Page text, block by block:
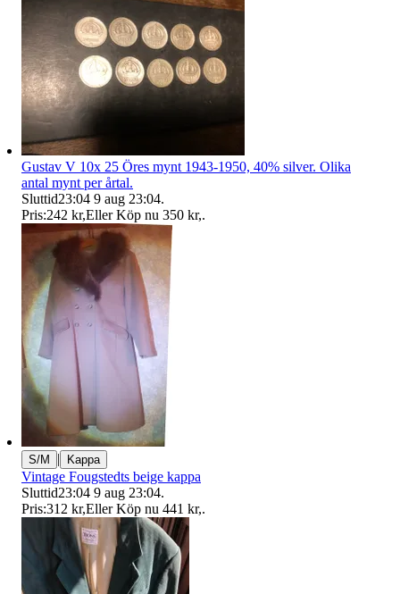
Gustav V 10x 25 Öres mynt 1943-1950, 40% silver. Olika
antal mynt per årtal.
Sluttid23:04 9 aug 23:04.
Pris:242 kr,Eller Köp nu 350 kr,.
S/M | Kappa
Vintage Fougstedts beige kappa
Sluttid23:04 9 aug 23:04.
Pris:312 kr,Eller Köp nu 441 kr,.